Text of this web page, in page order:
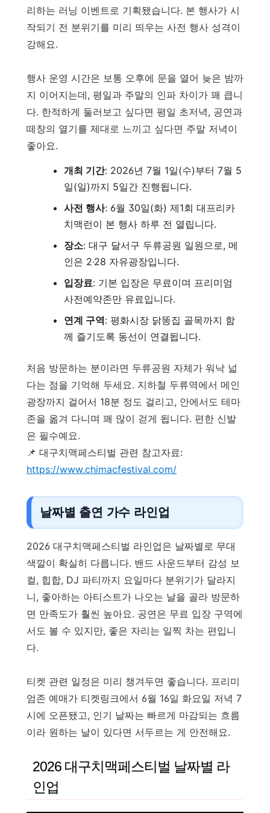
리하는 러닝 이벤트로 기획됐습니다. 본 행사가 시
작되기 전 분위기를 미리 띄우는 사전 행사 성격이
강해요.
행사 운영 시간은 보통 오후에 문을 열어 늦은 밤까
지 이어지는데, 평일과 주말의 인파 차이가 꽤 큽니
다. 한적하게 둘러보고 싶다면 평일 초저녁, 공연과
떼창의 열기를 제대로 느끼고 싶다면 주말 저녁이
좋아요.
개최 기간: 2026년 7월 1일(수)부터 7월 5
일(일)까지 5일간 진행됩니다.
사전 행사: 6월 30일(화) 제1회 대프리카
치맥런이 본 행사 하루 전 열립니다.
장소: 대구 달서구 두류공원 일원으로, 메
인은 2·28 자유광장입니다.
입장료: 기본 입장은 무료이며 프리미엄
사전예약존만 유료입니다.
연계 구역: 평화시장 닭똥집 골목까지 함
께 즐기도록 동선이 연결됩니다.
처음 방문하는 분이라면 두류공원 자체가 워낙 넓
다는 점을 기억해 두세요. 지하철 두류역에서 메인
광장까지 걸어서 18분 정도 걸리고, 안에서도 테마
존을 옮겨 다니며 꽤 많이 걷게 됩니다. 편한 신발
은 필수예요.
📌 대구치맥페스티벌 관련 참고자료:
https://www.chimacfestival.com/
날짜별 출연 가수 라인업
2026 대구치맥페스티벌 라인업은 날짜별로 무대
색깔이 확실히 다릅니다. 밴드 사운드부터 감성 보
컬, 힙합, DJ 파티까지 요일마다 분위기가 달라지
니, 좋아하는 아티스트가 나오는 날을 골라 방문하
면 만족도가 훨씬 높아요. 공연은 무료 입장 구역에
서도 볼 수 있지만, 좋은 자리는 일찍 차는 편입니
다.
티켓 관련 일정은 미리 챙겨두면 좋습니다. 프리미
엄존 예매가 티켓링크에서 6월 16일 화요일 저녁 7
시에 오픈됐고, 인기 날짜는 빠르게 마감되는 흐름
이라 원하는 날이 있다면 서두르는 게 안전해요.
2026 대구치맥페스티벌 날짜별 라
인업